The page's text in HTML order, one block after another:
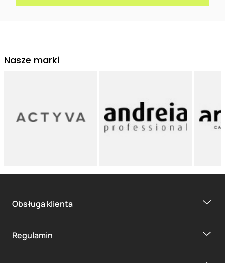
Nasze marki
Obsługa klienta
Regulamin